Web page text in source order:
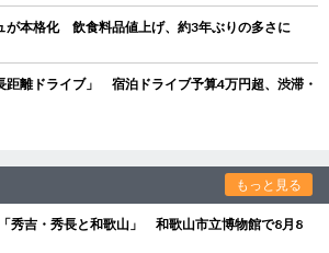
が本格化 飲食料品値上げ、約3年ぶりの多さに
距離ドライブ」 宿泊ドライブ予算4万円超、渋滞・
もっと見る
秀吉・秀長と和歌山」 和歌山市立博物館で8月8